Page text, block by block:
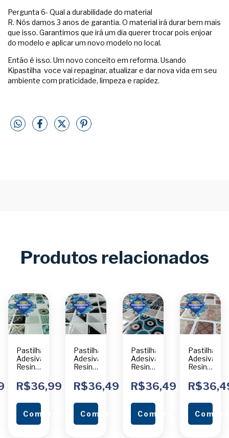
Pergunta 6- Qual a durabilidade do material
R. Nós damos 3 anos de garantia. O material irá durar bem mais
que isso. Garantimos que irá um dia querer trocar pois enjoar
do modelo e aplicar um novo modelo no local.
Então é isso. Um novo conceito em reforma. Usando
Kipastilha voce vai repaginar, atualizar e dar nova vida em seu
ambiente com praticidade, limpeza e rapidez.
Produtos relacionados
Pastilha
Adesiva
Resinada
1201
Unidade
R$36,99
Comprar
Pastilha
Adesiva
Resinada
340
Unidade
R$36,49
Comprar
Pastilha
Adesiva
Resinada
1501
Unidade
R$36,49
Comprar
Pastilha
Adesiva
Resinada
1601
Unidade